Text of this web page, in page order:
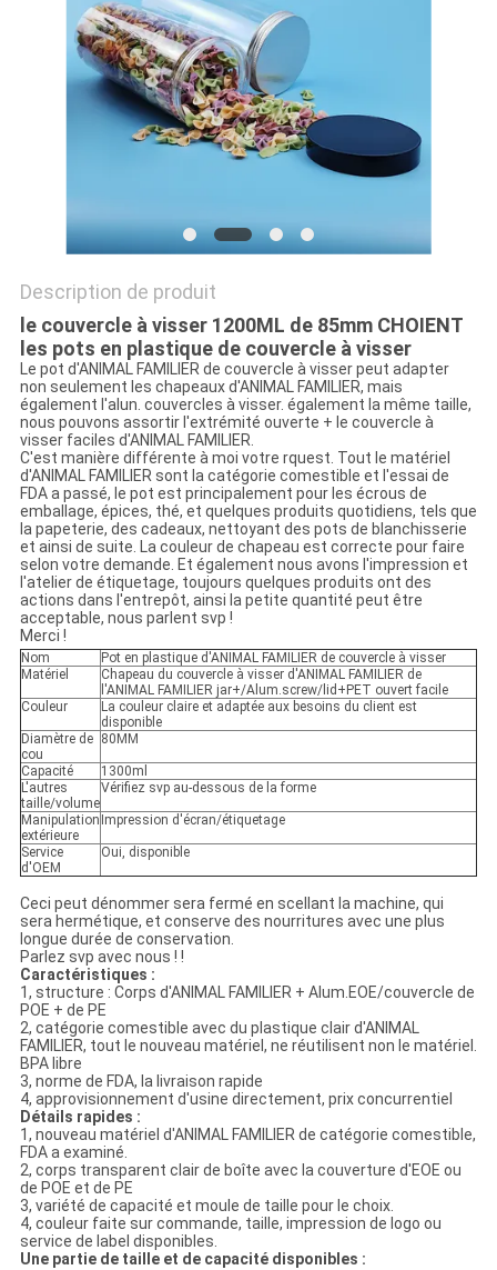
Description de produit
le couvercle à visser 1200ML de 85mm CHOIENT
les pots en plastique de couvercle à visser
Le pot d'ANIMAL FAMILIER de couvercle à visser peut adapter
non seulement les chapeaux d'ANIMAL FAMILIER, mais
également l'alun. couvercles à visser. également la même taille,
nous pouvons assortir l'extrémité ouverte + le couvercle à
visser faciles d'ANIMAL FAMILIER.
C'est manière différente à moi votre rquest. Tout le matériel
d'ANIMAL FAMILIER sont la catégorie comestible et l'essai de
FDA a passé, le pot est principalement pour les écrous de
emballage, épices, thé, et quelques produits quotidiens, tels que
la papeterie, des cadeaux, nettoyant des pots de blanchisserie
et ainsi de suite. La couleur de chapeau est correcte pour faire
selon votre demande. Et également nous avons l'impression et
l'atelier de étiquetage, toujours quelques produits ont des
actions dans l'entrepôt, ainsi la petite quantité peut être
acceptable, nous parlent svp !
Merci !
Nom
Pot en plastique d'ANIMAL FAMILIER de couvercle à visser
Matériel
Chapeau du couvercle à visser d'ANIMAL FAMILIER de
l'ANIMAL FAMILIER jar+/Alum.screw/lid+PET ouvert facile
Couleur
La couleur claire et adaptée aux besoins du client est
disponible
Diamètre de
cou
80MM
Capacité
1300ml
L'autres
taille/volume
Vérifiez svp au-dessous de la forme
Manipulation
extérieure
Impression d'écran/étiquetage
Service
d'OEM
Oui, disponible
Ceci peut dénommer sera fermé en scellant la machine, qui
sera hermétique, et conserve des nourritures avec une plus
longue durée de conservation.
Parlez svp avec nous ! !
Caractéristiques :
1, structure : Corps d'ANIMAL FAMILIER + Alum.EOE/couvercle de
POE + de PE
2, catégorie comestible avec du plastique clair d'ANIMAL
FAMILIER, tout le nouveau matériel, ne réutilisent non le matériel.
BPA libre
3, norme de FDA, la livraison rapide
4, approvisionnement d'usine directement, prix concurrentiel
Détails rapides :
1, nouveau matériel d'ANIMAL FAMILIER de catégorie comestible,
FDA a examiné.
2, corps transparent clair de boîte avec la couverture d'EOE ou
de POE et de PE
3, variété de capacité et moule de taille pour le choix.
4, couleur faite sur commande, taille, impression de logo ou
service de label disponibles.
Une partie de taille et de capacité disponibles :